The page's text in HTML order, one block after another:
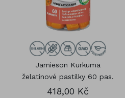
Jamieson Kurkuma
želatinové pastilky 60 pas.
418,00 Kč